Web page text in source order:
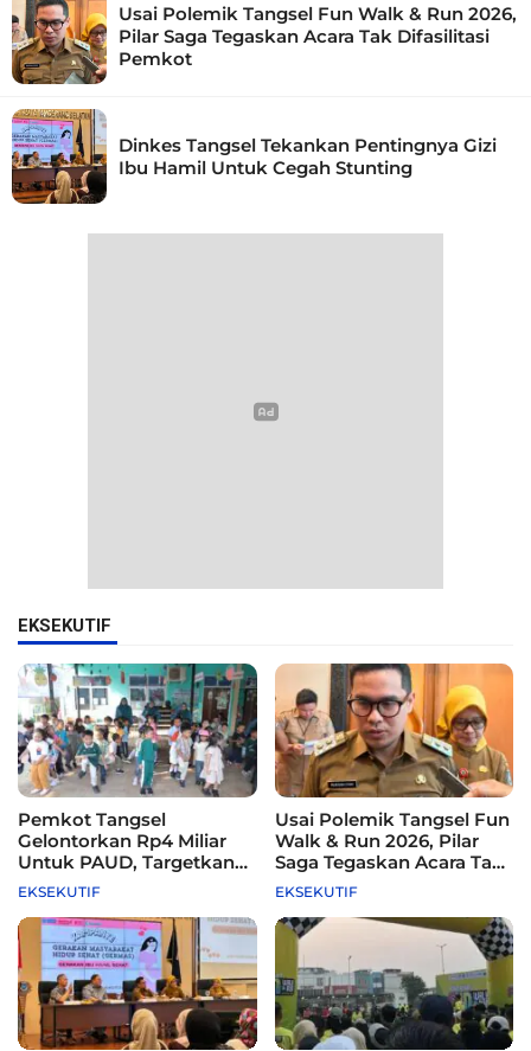
Usai Polemik Tangsel Fun Walk & Run 2026,
Pilar Saga Tegaskan Acara Tak Difasilitasi
Pemkot
Dinkes Tangsel Tekankan Pentingnya Gizi
Ibu Hamil Untuk Cegah Stunting
EKSEKUTIF
Pemkot Tangsel
Gelontorkan Rp4 Miliar
Untuk PAUD, Targetkan
115 Sekolah
EKSEKUTIF
Usai Polemik Tangsel Fun
Walk & Run 2026, Pilar
Saga Tegaskan Acara Tak
Difasilitasi Pemkot
EKSEKUTIF